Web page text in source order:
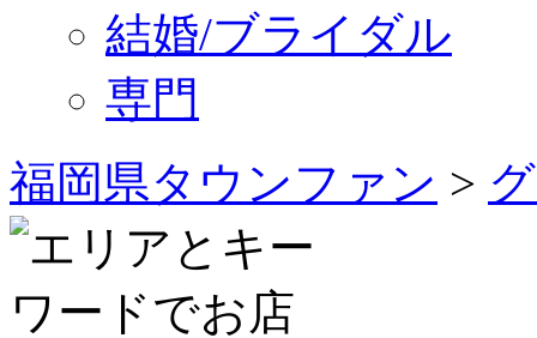
結婚/ブライダル
専門
福岡県タウンファン >